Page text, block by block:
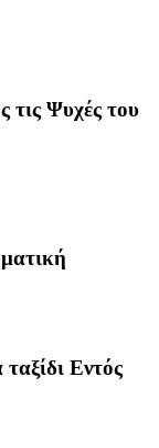
Ψυχές του
Εντός